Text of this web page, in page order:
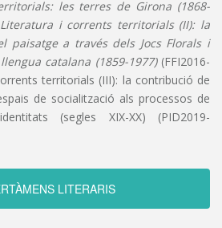
les terres de Girona (1868-
Literatura i corrents territorials (II): la
paisatge a través dels Jocs Florals i
catalana (1859-1977)(FFI2016-
territorials (III): la contribució de
de socialització als processos de
(segles XIX-XX) (PID2019-
LITERARIS